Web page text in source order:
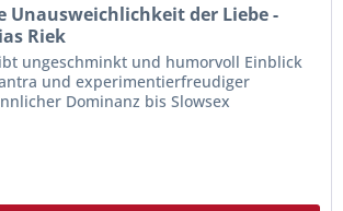
Unausweichlichkeit der Liebe -
Riek
ungeschminkt und humorvoll Einblick
und experimentierfreudiger
Dominanz bis Slowsex